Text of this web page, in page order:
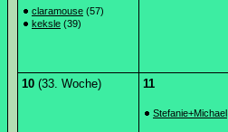
claramouse (57)
keksle (39)
10 (33. Woche) 11
Stefanie+Michael